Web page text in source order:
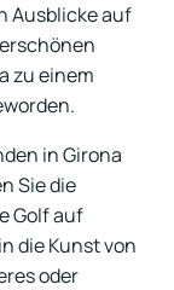
Ausblicke auf
zu einem
in Girona
Sie die
Golf auf
die Kunst von
oder